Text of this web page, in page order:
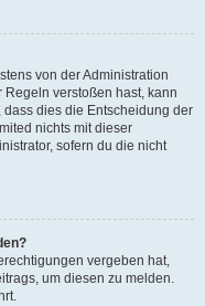
von der Administration
verstoßen hast, kann
dies die Entscheidung der
nichts mit dieser
sofern du die nicht
vergeben hat,
um diesen zu melden.